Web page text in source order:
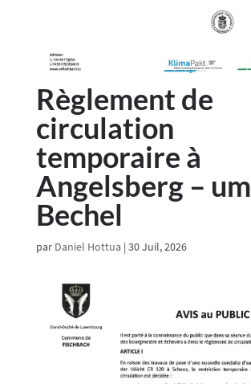
Règlement de
circulation
temporaire à
Angelsberg – um
Bechel
par Daniel Hottua | 30 Juil, 2026